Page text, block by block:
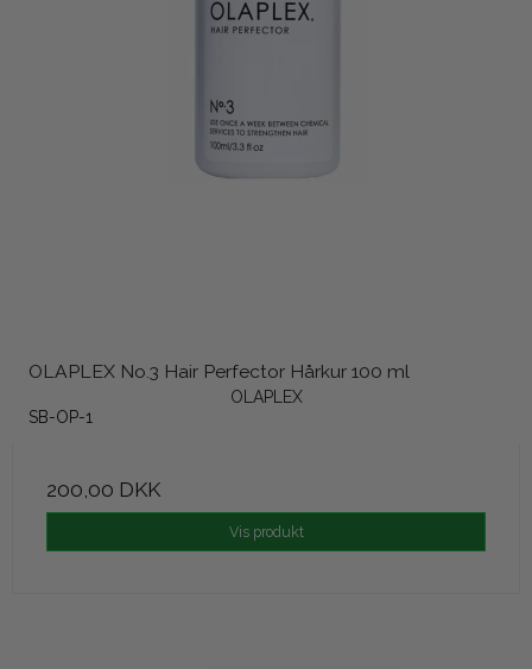
OLAPLEX No.3 Hair Perfector Hårkur 100 ml
OLAPLEX
SB-OP-1
200,00 DKK
Vis produkt